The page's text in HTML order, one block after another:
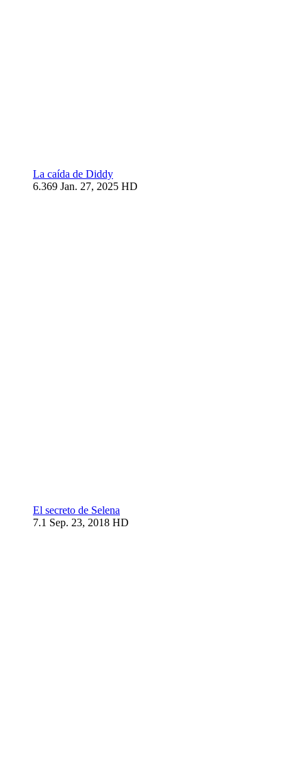
La caída de Diddy
6.369 Jan. 27, 2025 HD
El secreto de Selena
7.1 Sep. 23, 2018 HD